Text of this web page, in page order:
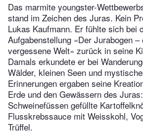
Das marmite youngster-
stand im Zeichen des Juras. Kein
Lukas Kaufmann. Er fühlte sich bei
Aufgabenstellung «Der Jurabogen –
vergessene Welt» zurück in seine
Damals erkundete er bei
Wälder, kleinen Seen und
Erinnerungen ergaben seine
Erde und den Gewässern des
Schweinefüssen gefüllte
Flusskrebssauce mit Weisskohl,
Trüffel.